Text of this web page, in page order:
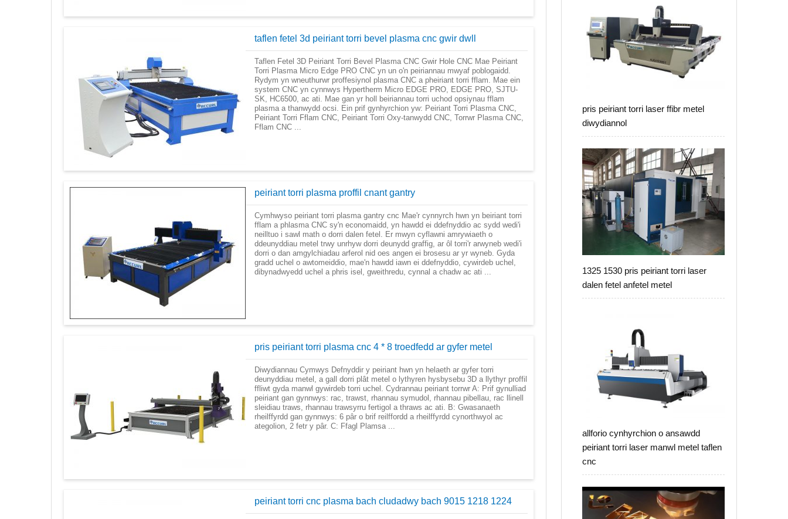
taflen fetel 3d peiriant torri bevel plasma cnc gwir dwll
Taflen Fetel 3D Peiriant Torri Bevel Plasma CNC Gwir Hole CNC Mae Peiriant
Torri Plasma Micro Edge PRO CNC yn un o'n peiriannau mwyaf poblogaidd.
Rydym yn wneuthurwr proffesiynol plasma CNC a pheiriant torri fflam. Mae ein
system CNC yn cynnwys Hypertherm Micro EDGE PRO, EDGE PRO, SJTU-
SK, HC6500, ac ati. Mae gan yr holl beiriannau torri uchod opsiynau fflam
plasma a thanwydd ocsi. Ein prif gynhyrchion yw: Peiriant Torri Plasma CNC,
Peiriant Torri Fflam CNC, Peiriant Torri Oxy-tanwydd CNC, Torrwr Plasma CNC,
Fflam CNC ...
peiriant torri plasma proffil cnant gantry
Cymhwyso peiriant torri plasma gantry cnc Mae'r cynnyrch hwn yn beiriant torri
fflam a phlasma CNC sy'n economaidd, yn hawdd ei ddefnyddio ac sydd wedi'i
neilltuo i sawl math o dorri dalen fetel. Er mwyn cyflawni amrywiaeth o
ddeunyddiau metel trwy unrhyw dorri deunydd graffig, ar ôl torri'r arwyneb wedi'i
dorri o dan amgylchiadau arferol nid oes angen ei brosesu ar yr wyneb. Gyda
gradd uchel o awtomeiddio, mae'n hawdd iawn ei ddefnyddio, cywirdeb uchel,
dibynadwyedd uchel a phris isel, gweithredu, cynnal a chadw ac ati ...
pris peiriant torri plasma cnc 4 * 8 troedfedd ar gyfer metel
Diwydiannau Cymwys Defnyddir y peiriant hwn yn helaeth ar gyfer torri
deunyddiau metel, a gall dorri plât metel o lythyren hysbysebu 3D a llythyr proffil
ffliwt gyda manwl gywirdeb torri uchel. Cydrannau peiriant torrwr A: Prif gynulliad
peiriant gan gynnwys: rac, trawst, rhannau symudol, rhannau pibellau, rac llinell
sleidiau traws, rhannau trawsyrru fertigol a thraws ac ati. B: Gwasanaeth
rheilffyrdd gan gynnwys: 6 pâr o brif reilffordd a rheilffyrdd cynorthwyol ac
ategolion, 2 fetr y pâr. C: Ffagl Plamsa ...
peiriant torri cnc plasma bach cludadwy bach 9015 1218 1224
pris peiriant torri laser ffibr metel
diwydiannol
1325 1530 pris peiriant torri laser
dalen fetel anfetel metel
allforio cynhyrchion o ansawdd
peiriant torri laser manwl metel taflen
cnc